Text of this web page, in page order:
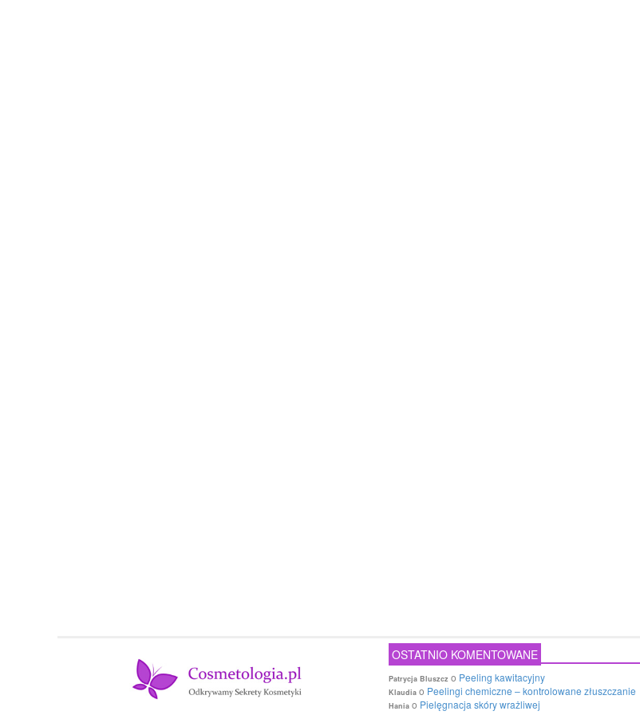
OSTATNIO KOMENTOWANE
Patrycja Bluszcz o Peeling kawitacyjny
Klaudia o Peelingi chemiczne – kontrolowane złuszczanie
Hania o Pielęgnacja skóry wrażliwej